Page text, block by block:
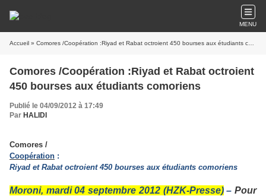
MENU
Accueil » Comores /Coopération :Riyad et Rabat octroient 450 bourses aux étudiants comoriens
Comores /Coopération :Riyad et Rabat octroient
450 bourses aux étudiants comoriens
Publié le 04/09/2012 à 17:49
Par HALIDI
Comores /
Coopération :
Riyad et Rabat octroient 450 bourses aux étudiants comoriens
Moroni, mardi 04 septembre 2012 (HZK-Presse)– Pour